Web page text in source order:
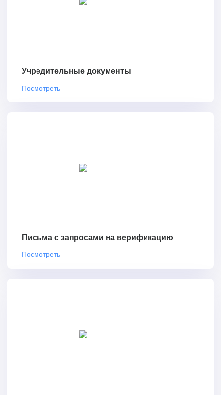
Учредительные документы
Посмотреть
Письма с запросами на верификацию
Посмотреть